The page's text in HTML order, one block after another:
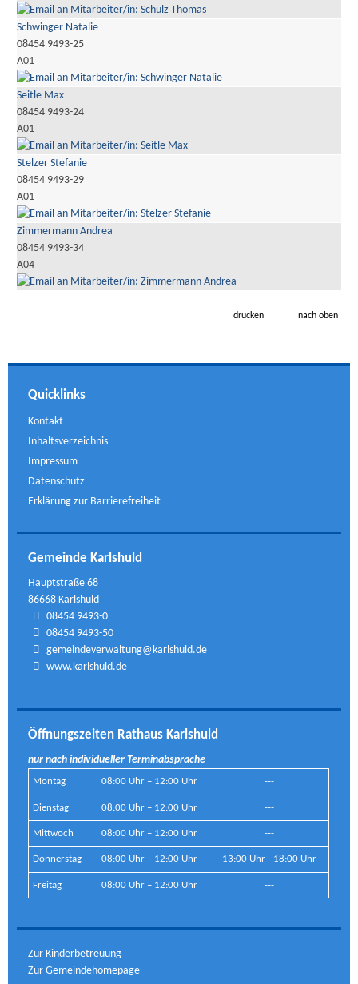
Schwinger Natalie
08454 9493-25
A01
Seitle Max
08454 9493-24
A01
Stelzer Stefanie
08454 9493-29
A01
Zimmermann Andrea
08454 9493-34
A04
drucken nach oben
Quicklinks
Kontakt
Inhaltsverzeichnis
Impressum
Datenschutz
Erklärung zur Barrierefreiheit
Gemeinde Karlshuld
Hauptstraße 68
86668 Karlshuld
08454 9493-0
08454 9493-50
gemeindeverwaltung@karlshuld.de
www.karlshuld.de
Öffnungszeiten Rathaus Karlshuld
nur nach individueller Terminabsprache
Montag 08:00 Uhr – 12:00 Uhr ---
Dienstag 08:00 Uhr – 12:00 Uhr ---
Mittwoch 08:00 Uhr – 12:00 Uhr ---
Donnerstag 08:00 Uhr – 12:00 Uhr 13:00 Uhr - 18:00 Uhr
Freitag 08:00 Uhr – 12:00 Uhr ---
Zur Kinderbetreuung
Zur Gemeindehomepage